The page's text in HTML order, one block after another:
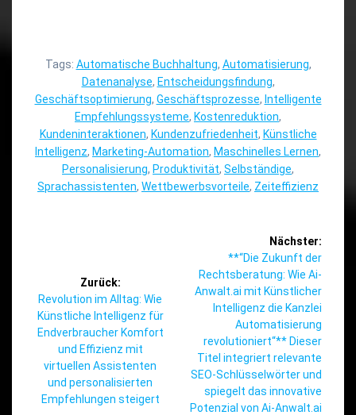
Tags: Automatische Buchhaltung, Automatisierung,
Datenanalyse, Entscheidungsfindung,
Geschäftsoptimierung, Geschäftsprozesse, Intelligente
Empfehlungssysteme, Kostenreduktion,
Kundeninteraktionen, Kundenzufriedenheit, Künstliche
Intelligenz, Marketing-Automation, Maschinelles Lernen,
Personalisierung, Produktivität, Selbständige,
Sprachassistenten, Wettbewerbsvorteile, Zeiteffizienz
Zurück:
Vorheriger
Beitrag:
Revolution im Alltag: Wie
Künstliche Intelligenz für
Endverbraucher Komfort
und Effizienz mit
virtuellen Assistenten
und personalisierten
Empfehlungen steigert
Nächster:
Nächster
Beitrag:
**“Die Zukunft der
Rechtsberatung: Wie Ai-
Anwalt.ai mit Künstlicher
Intelligenz die Kanzlei
Automatisierung
revolutioniert“** Dieser
Titel integriert relevante
SEO-Schlüsselwörter und
spiegelt das innovative
Potenzial von Ai-Anwalt.ai